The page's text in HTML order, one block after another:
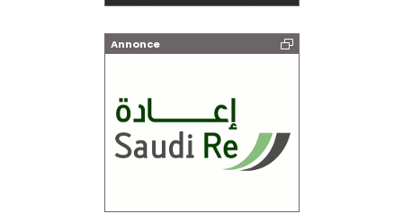
Annonce